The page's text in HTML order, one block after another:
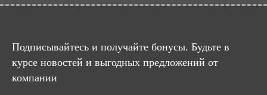
Подписывайтесь и получайте бонусы. Будьте в
курсе новостей и выгодных предложений от
компании